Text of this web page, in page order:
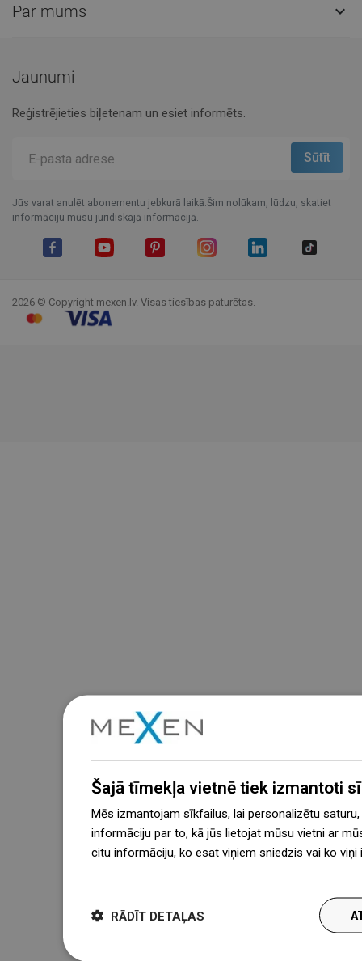
Par mums 
Jaunumi
Reģistrējieties biļetenam un esiet informēts.
Jūs varat anulēt abonementu jebkurā laikā.Šim nolūkam, lūdzu, skatiet
informāciju mūsu juridiskajā informācijā.
2026 © Copyright mexen.lv. Visas tiesības paturētas.
Šajā tīmekļa vietnē tiek izmantoti
Mēs izmantojam sīkfailus, lai personalizētu
informāciju par to, kā jūs lietojat mūsu vietni ar
citu informāciju, ko esat viņiem sniedzis vai ko
RĀDĪT DETAĻAS